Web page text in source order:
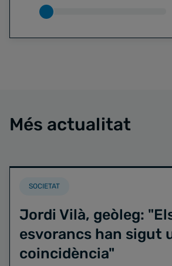
Més actualitat
SOCIETAT
Jordi Vilà, geòleg:
esvorancs han sigut
coincidència"